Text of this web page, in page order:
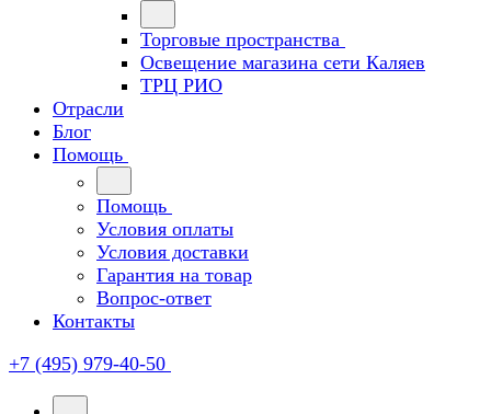
Торговые пространства
Освещение магазина сети Каляев
ТРЦ РИО
Отрасли
Блог
Помощь
Помощь
Условия оплаты
Условия доставки
Гарантия на товар
Вопрос-ответ
Контакты
+7 (495) 979-40-50